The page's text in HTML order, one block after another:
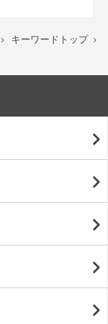
 キーワードトップ 